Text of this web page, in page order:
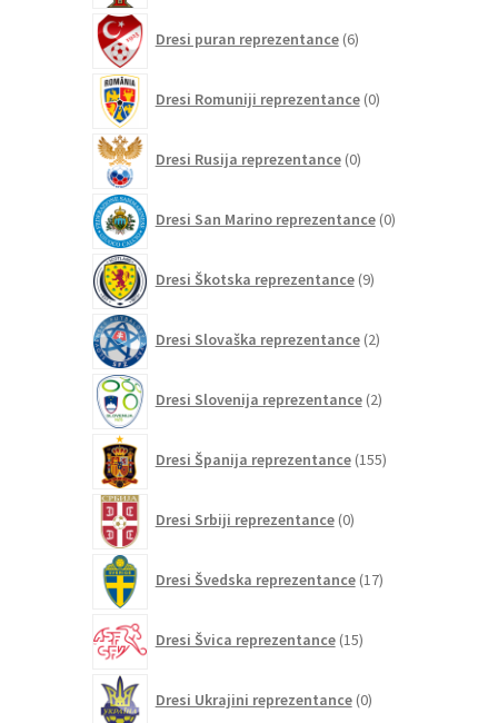
Dresi puran reprezentance 6izdelkov
Dresi Romuniji reprezentance 0izdelkov
Dresi Rusija reprezentance 0izdelkov
Dresi San Marino reprezentance 0izdelkov
Dresi Škotska reprezentance 9izdelkov
Dresi Slovaška reprezentance 2izdelka
Dresi Slovenija reprezentance 2izdelka
Dresi Španija reprezentance 155izdelkov
Dresi Srbiji reprezentance 0izdelkov
Dresi Švedska reprezentance 17izdelkov
Dresi Švica reprezentance 15izdelkov
Dresi Ukrajini reprezentance 0izdelkov